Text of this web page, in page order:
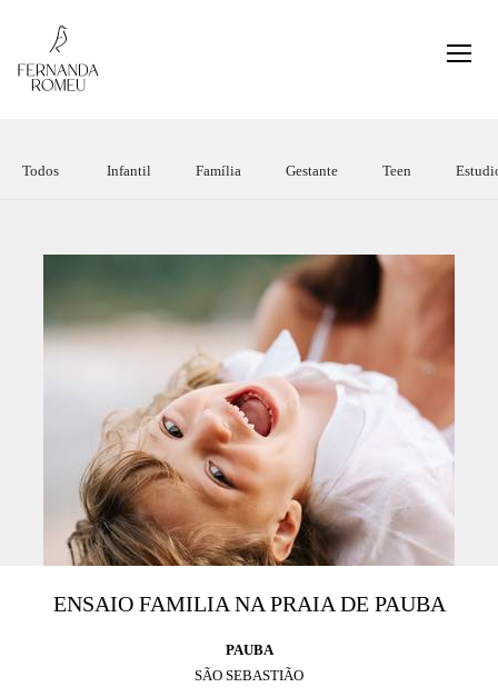
Todos Infantil Família Gestante Teen
ENSAIO FAMILIA NA PRAIA DE PAUBA
PAUBA
SÃO SEBASTIÃO